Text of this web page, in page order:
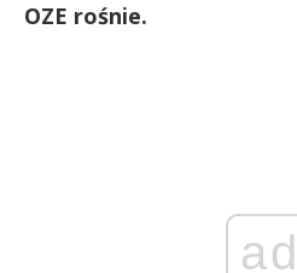
OZE rośnie.
ad